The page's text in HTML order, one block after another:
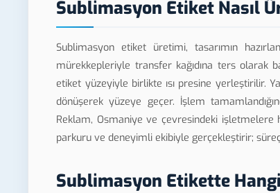
Sublimasyon Etiket Nasıl
Sublimasyon etiket üretimi, tasarımın
mürekkepleriyle transfer kağıdına ters olarak
etiket yüzeyiyle birlikte ısı presine yerleştirilir.
dönüşerek yüzeye geçer. İşlem
Reklam, Osmaniye ve çevresindeki işletmelere
parkuru ve deneyimli ekibiyle gerçekleştirir;
Sublimasyon Etikette